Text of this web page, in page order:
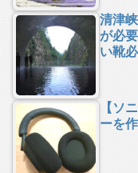
清津
が必
い靴
【ソ
ーを